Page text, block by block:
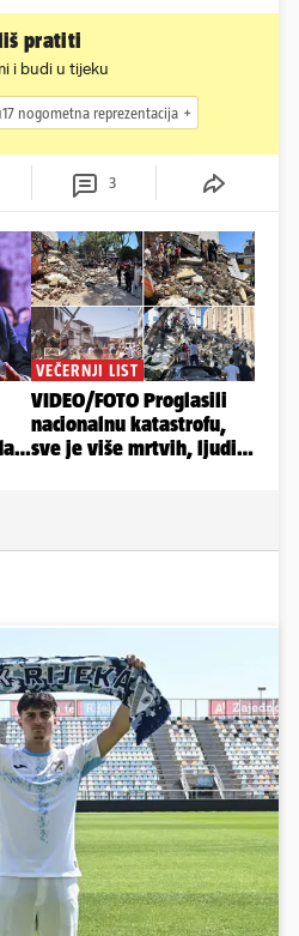
pratiti
i budi u tijeku
nogometna reprezentacija
3